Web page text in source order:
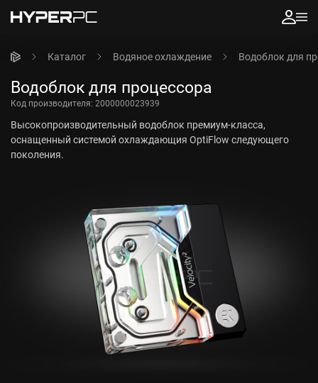
Каталог Водяное охлаждение Водоблок для
Водоблок для процессора
Код производителя: 2000000023939
Высокопроизводительный водоблок премиум-класса,
оснащенный системой охлаждающия OptiFlow следующего
поколения.